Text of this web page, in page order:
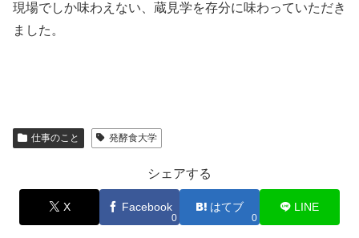
現場でしか味わえない、蔵見学を存分に味わっていただき
ました。
仕事のこと 発酵食大学
シェアする
X Facebook
0
はてブ
0
LINE